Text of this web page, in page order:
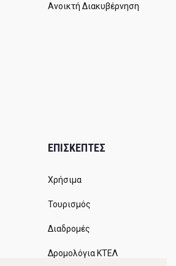
Ανοικτή Διακυβέρνηση
ΕΠΙΣΚΕΠΤΕΣ
Χρήσιμα
Τουρισμός
Διαδρομές
Δρομολόγια ΚΤΕΛ